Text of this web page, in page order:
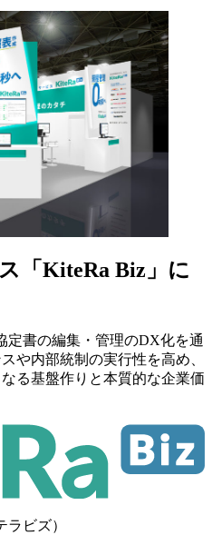
「KiteRa Biz」に
定書の編集・管理のDX化を通
や内部統制の実行性を高め、
る基盤作りと本質的な企業価
ビズ）